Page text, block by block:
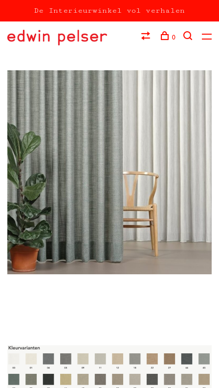
De Interieurwinkel vol verhalen
0